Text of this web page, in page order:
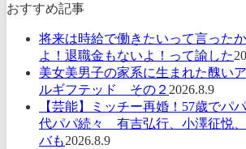
おすすめ記事
将来は時給で働きたいって言った
よ！退職金もないよ！って諭した
美女美男子の家系に生まれた醜い
ルギフテッド その２ 2026.8.9
【芸能】ミッチー再婚！57歳で
代パパ続々 有吉弘行、小澤征悦
バも2026.8.9